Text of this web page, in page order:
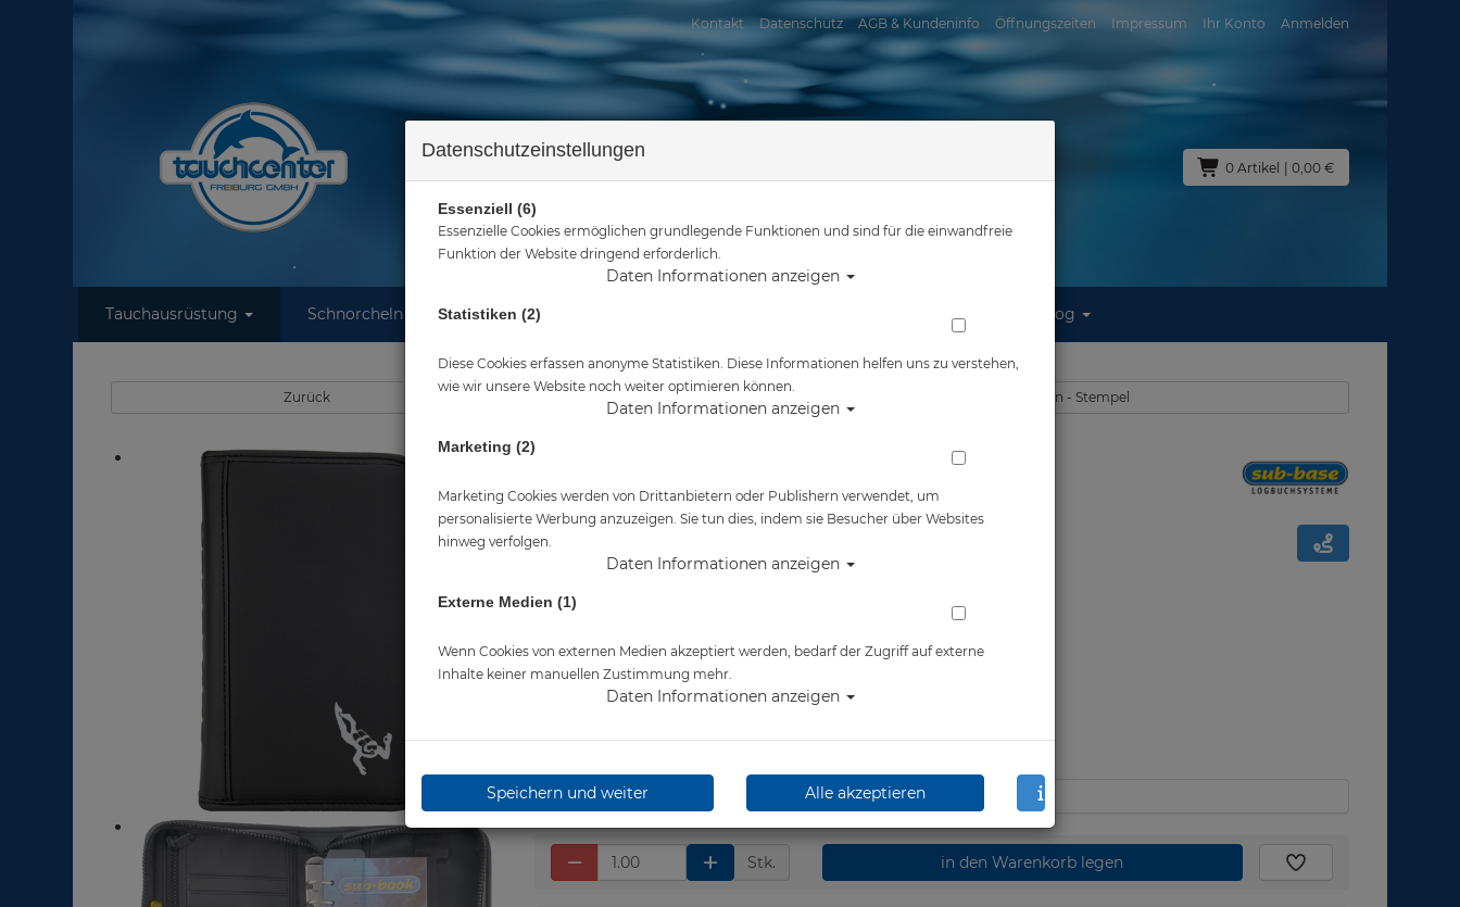
Kontakt Datenschutz AGB & Kundeninfo Öffnungszeiten Impressum Ihr Konto Anmelden
0 Artikel | 0,00 €
Tauchausrüstung Schnorcheln Wassersport Reisen Blog
Sie sind hier Tauchausrüstung Taucherlogbuch sub-book - Farbe: schwarz - Motiv: Taucher
Zurück Alle Artikel zeigen aus: Logbücher - Fischkarten - Stempel
Taucherlogbuch sub-book - Farbe: schwarz - Motiv: Taucher
Artikelnr.: base-327
Herstellerpreis: 39,95 €
39,95 €*
erfragen
Stk. in den Warenkorb legen
Datenschutzeinstellungen
Essenziell (6)
Essenzielle Cookies ermöglichen grundlegende Funktionen und sind für die einwandfreie
Funktion der Website dringend erforderlich.
Daten Informationen anzeigen
Statistiken (2)
Diese Cookies erfassen anonyme Statistiken. Diese Informationen helfen uns zu verstehen,
wie wir unsere Website noch weiter optimieren können.
Daten Informationen anzeigen
Marketing (2)
Marketing Cookies werden von Drittanbietern oder Publishern verwendet, um
personalisierte Werbung anzuzeigen. Sie tun dies, indem sie Besucher über Websites
hinweg verfolgen.
Daten Informationen anzeigen
Externe Medien (1)
Wenn Cookies von externen Medien akzeptiert werden, bedarf der Zugriff auf externe
Inhalte keiner manuellen Zustimmung mehr.
Daten Informationen anzeigen
Speichern und weiter Alle akzeptieren